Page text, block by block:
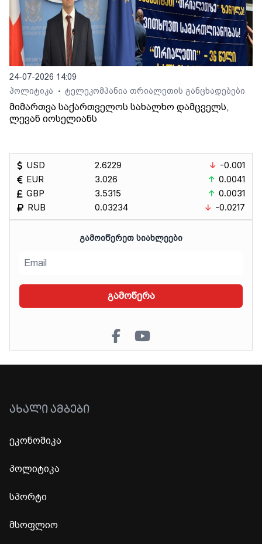
24-07-2026 14:09
პოლიტიკა
• ტელეკომპანია თრიალეთის განცხადებები
მიმართვა საქართველოს სახალხო დამცველს,
ლევან იოსელიანს
USD
EUR
GBP
RUB
2.6229
3.026
3.5315
0.03234
-0.001
0.0041
0.0031
-0.0217
ᲒᲐᲛᲝᲘᲬᲔᲠᲔᲗ ᲡᲘᲐᲮᲚᲔᲔᲑᲘ
გამოწერა
ᲐᲮᲐᲚᲘ ᲐᲛᲑᲔᲑᲘ
ეკონომიკა
პოლიტიკა
სპორტი
მსოფლიო